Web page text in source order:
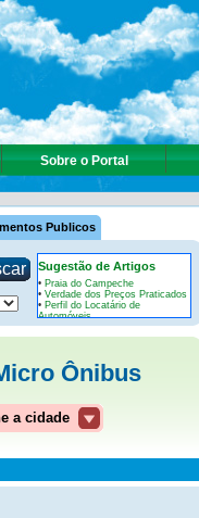
Sobre o Portal
Publicos
Sugestão de Artigos
• Praia do Campeche
• Verdade dos Preços Praticados
• Perfil do Locatário de
Automóveis
Ônibus
a cidade